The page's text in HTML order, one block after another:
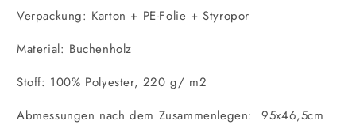
Verpackung: Karton + PE-Folie + Styropor
Material: Buchenholz
Stoff: 100% Polyester, 220 g/ m2
Abmessungen nach dem Zusammenlegen: 95x46,5cm